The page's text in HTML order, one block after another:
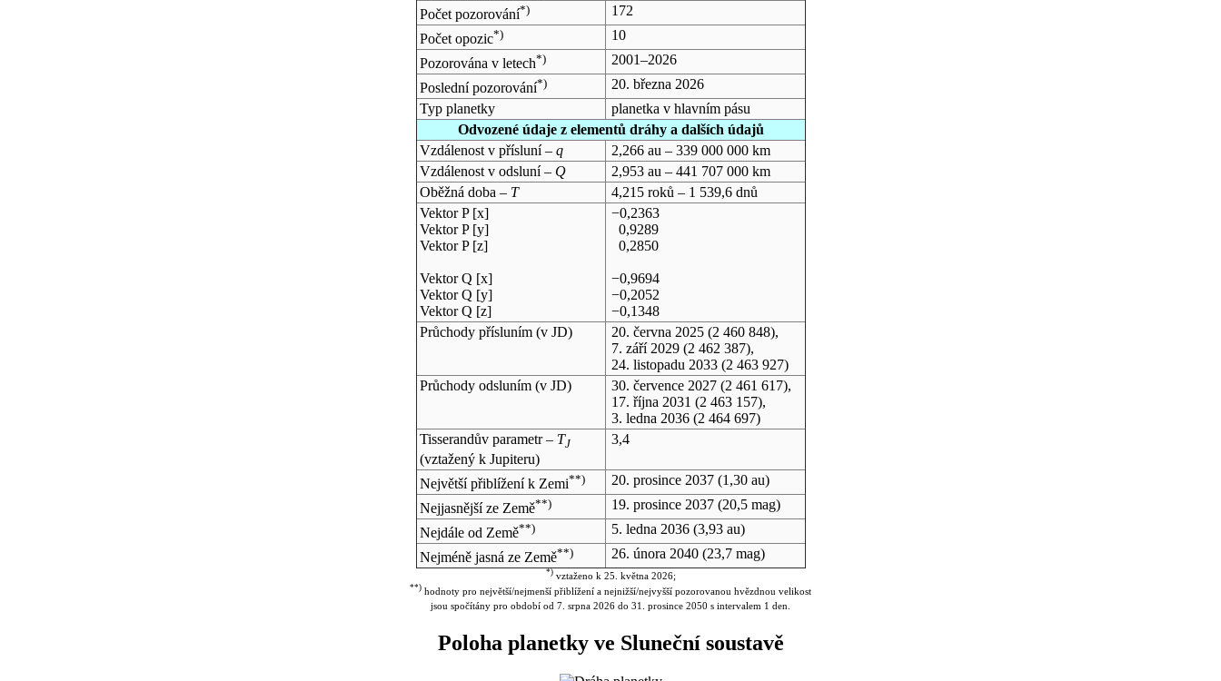
Počet pozorování*)
172
Počet opozic*)
10
Pozorována v letech*)
2001–2026
Poslední pozorování*)
20. března 2026
Typ planetky
planetka v hlavním pásu
Odvozené údaje z elementů dráhy a dalších údajů
Vzdálenost v přísluní – q
2,266 au – 339 000 000 km
Vzdálenost v odsluní – Q
2,953 au – 441 707 000 km
Oběžná doba – T
4,215 roků – 1 539,6 dnů
Vektor P [x]
Vektor P [y]
Vektor P [z]
Vektor Q [x]
Vektor Q [y]
Vektor Q [z]
−0,2363
0,9289
0,2850
−0,9694
−0,2052
−0,1348
Průchody přísluním (v JD) 20. června 2025(2 460 848),
7. září 2029(2 462 387),
24. listopadu 2033(2 463 927)
Průchody odsluním (v JD) 30. července 2027(2 461 617),
17. října 2031 (2 463 157),
3. ledna 2036(2 464 697)
Tisserandův parametr – TJ
(vztažený k Jupiteru)
3,4
Největší přiblížení k Zemi**) 20. prosince 2037(1,30 au)
Nejjasnější ze Země**) 19. prosince 2037(20,5 mag)
Nejdále od Země**) 5. ledna 2036(3,93 au)
Nejméně jasná ze Země**) 26. února 2040(23,7 mag)
*)vztaženo k 25. května 2026;
**) hodnoty pro největší/nejmenší přiblížení a nejnižší/nejvyšší pozorovanou hvězdnou velikost
jsou spočítány pro období od 7. srpna 2026 do 31. prosince 2050 s intervalem 1 den.
Poloha planetky ve Sluneční soustavě